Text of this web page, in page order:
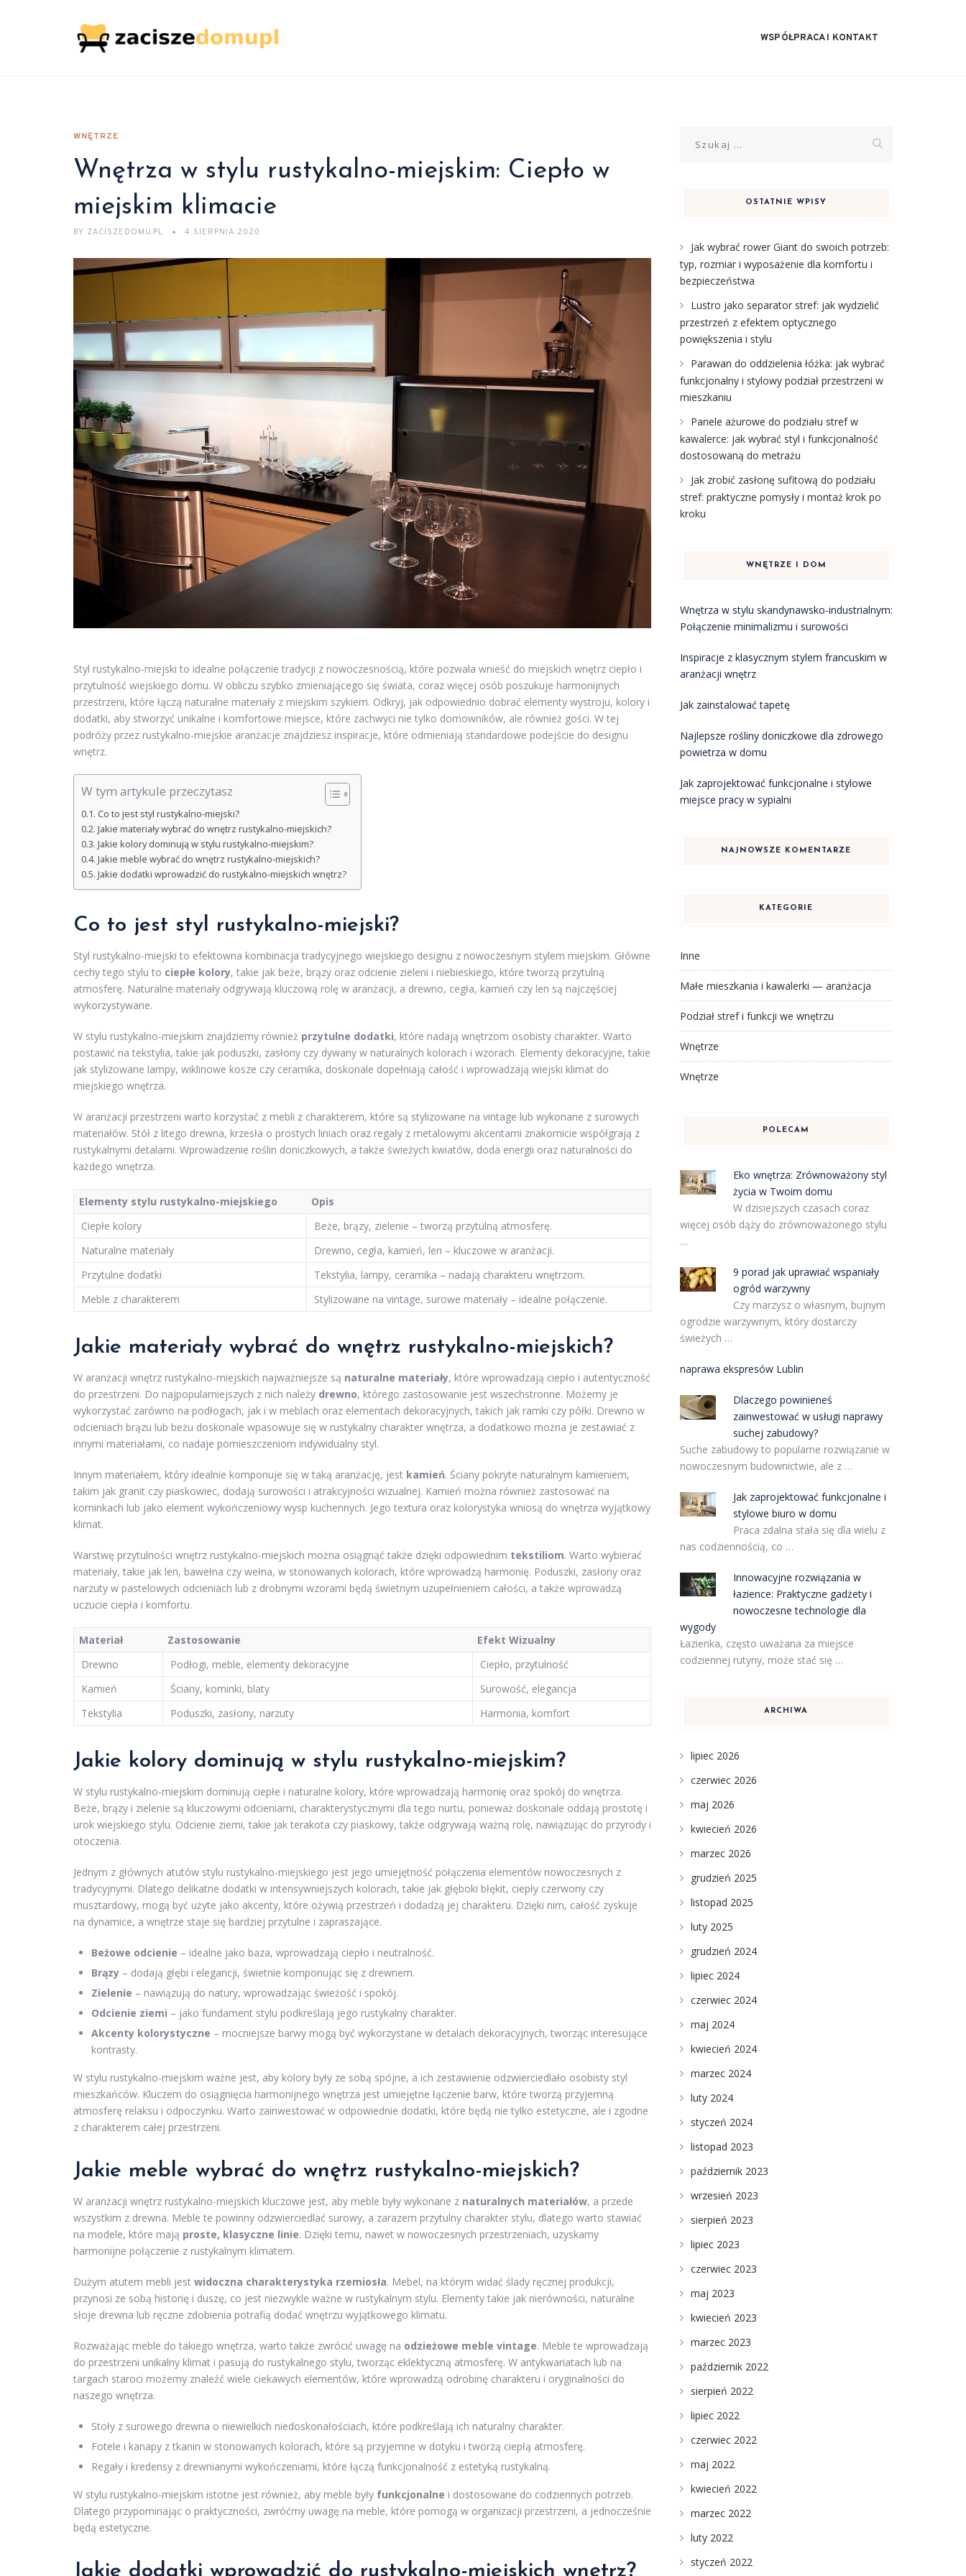
WSPÓŁPRACA I KONTAKT
WNĘTRZE
Wnętrza w stylu rustykalno-miejskim: Ciepło w
miejskim klimacie
BY ZACISZEDOMU.PL 4 SIERPNIA 2020
Styl rustykalno-miejski to idealne połączenie tradycji z nowoczesnością, które pozwala wnieść do miejskich wnętrz ciepło i
przytulność wiejskiego domu. W obliczu szybko zmieniającego się świata, coraz więcej osób poszukuje harmonijnych
przestrzeni, które łączą naturalne materiały z miejskim szykiem. Odkryj, jak odpowiednio dobrać elementy wystroju, kolory i
dodatki, aby stworzyć unikalne i komfortowe miejsce, które zachwyci nie tylko domowników, ale również gości. W tej
podróży przez rustykalno-miejskie aranżacje znajdziesz inspiracje, które odmieniają standardowe podejście do designu
wnętrz.
W tym artykule przeczytasz
Co to jest styl rustykalno-miejski?
Jakie materiały wybrać do wnętrz rustykalno-miejskich?
Jakie kolory dominują w stylu rustykalno-miejskim?
Jakie meble wybrać do wnętrz rustykalno-miejskich?
Jakie dodatki wprowadzić do rustykalno-miejskich wnętrz?
Co to jest styl rustykalno-miejski?
Styl rustykalno-miejski to efektowna kombinacja tradycyjnego wiejskiego designu z nowoczesnym stylem miejskim. Główne
cechy tego stylu to ciepłe kolory, takie jak beże, brązy oraz odcienie zieleni i niebieskiego, które tworzą przytulną
atmosferę. Naturalne materiały odgrywają kluczową rolę w aranżacji, a drewno, cegła, kamień czy len są najczęściej
wykorzystywane.
W stylu rustykalno-miejskim znajdziemy również przytulne dodatki, które nadają wnętrzom osobisty charakter. Warto
postawić na tekstylia, takie jak poduszki, zasłony czy dywany w naturalnych kolorach i wzorach. Elementy dekoracyjne, takie
jak stylizowane lampy, wiklinowe kosze czy ceramika, doskonale dopełniają całość i wprowadzają wiejski klimat do
miejskiego wnętrza.
W aranżacji przestrzeni warto korzystać z mebli z charakterem, które są stylizowane na vintage lub wykonane z surowych
materiałów. Stół z litego drewna, krzesła o prostych liniach oraz regały z metalowymi akcentami znakomicie współgrają z
rustykalnymi detalami. Wprowadzenie roślin doniczkowych, a także świeżych kwiatów, doda energii oraz naturalności do
każdego wnętrza.
Elementy stylu rustykalno-miejskiego
Opis
Ciepłe kolory
Beże, brązy, zielenie – tworzą przytulną atmosferę.
Naturalne materiały
Drewno, cegła, kamień, len – kluczowe w aranżacji.
Przytulne dodatki
Tekstylia, lampy, ceramika – nadają charakteru wnętrzom.
Meble z charakterem
Stylizowane na vintage, surowe materiały – idealne połączenie.
Jakie materiały wybrać do wnętrz rustykalno-miejskich?
W aranżacji wnętrz rustykalno-miejskich najważniejsze są naturalne materiały, które wprowadzają ciepło i autentyczność
do przestrzeni. Do najpopularniejszych z nich należy drewno, którego zastosowanie jest wszechstronne. Możemy je
wykorzystać zarówno na podłogach, jak i w meblach oraz elementach dekoracyjnych, takich jak ramki czy półki. Drewno w
odcieniach brązu lub beżu doskonale wpasowuje się w rustykalny charakter wnętrza, a dodatkowo można je zestawiać z
innymi materiałami, co nadaje pomieszczeniom indywidualny styl.
Innym materiałem, który idealnie komponuje się w taką aranżację, jest kamień. Ściany pokryte naturalnym kamieniem,
takim jak granit czy piaskowiec, dodają surowości i atrakcyjności wizualnej. Kamień można również zastosować na
kominkach lub jako element wykończeniowy wysp kuchennych. Jego textura oraz kolorystyka wniosą do wnętrza wyjątkowy
klimat.
Warstwę przytulności wnętrz rustykalno-miejskich można osiągnąć także dzięki odpowiednim tekstiliom. Warto wybierać
materiały, takie jak len, bawełna czy wełna, w stonowanych kolorach, które wprowadzą harmonię. Poduszki, zasłony oraz
narzuty w pastelowych odcieniach lub z drobnymi wzorami będą świetnym uzupełnieniem całości, a także wprowadzą
uczucie ciepła i komfortu.
Materiał Zastosowanie
Efekt Wizualny
Drewno
Podłogi, meble, elementy dekoracyjne
Ciepło, przytulność
Kamień
Ściany, kominki, blaty
Surowość, elegancja
Tekstylia
Poduszki, zasłony, narzuty Harmonia, komfort
Jakie kolory dominują w stylu rustykalno-miejskim?
W stylu rustykalno-miejskim dominują ciepłe i naturalne kolory, które wprowadzają harmonię oraz spokój do wnętrza.
Beże, brązy i zielenie są kluczowymi odcieniami, charakterystycznymi dla tego nurtu, ponieważ doskonale oddają prostotę i
urok wiejskiego stylu. Odcienie ziemi, takie jak terakota czy piaskowy, także odgrywają ważną rolę, nawiązując do przyrody i
otoczenia.
Jednym z głównych atutów stylu rustykalno-miejskiego jest jego umiejętność połączenia elementów nowoczesnych z
tradycyjnymi. Dlatego delikatne dodatki w intensywniejszych kolorach, takie jak głęboki błękit, ciepły czerwony czy
musztardowy, mogą być użyte jako akcenty, które ożywią przestrzeń i dodadzą jej charakteru. Dzięki nim, całość zyskuje
na dynamice, a wnętrze staje się bardziej przytulne i zapraszające.
Beżowe odcienie – idealne jako baza, wprowadzają ciepło i neutralność.
Brązy – dodają głębi i elegancji, świetnie komponując się z drewnem.
Zielenie – nawiązują do natury, wprowadzając świeżość i spokój.
Odcienie ziemi – jako fundament stylu podkreślają jego rustykalny charakter.
Akcenty kolorystyczne – mocniejsze barwy mogą być wykorzystane w detalach dekoracyjnych, tworząc interesujące
kontrasty.
W stylu rustykalno-miejskim ważne jest, aby kolory były ze sobą spójne, a ich zestawienie odzwierciedlało osobisty styl
mieszkańców. Kluczem do osiągnięcia harmonijnego wnętrza jest umiejętne łączenie barw, które tworzą przyjemną
atmosferę relaksu i odpoczynku. Warto zainwestować w odpowiednie dodatki, które będą nie tylko estetyczne, ale i zgodne
z charakterem całej przestrzeni.
Jakie meble wybrać do wnętrz rustykalno-miejskich?
W aranżacji wnętrz rustykalno-miejskich kluczowe jest, aby meble były wykonane z naturalnych materiałów, a przede
wszystkim z drewna. Meble te powinny odzwierciedlać surowy, a zarazem przytulny charakter stylu, dlatego warto stawiać
na modele, które mają proste, klasyczne linie. Dzięki temu, nawet w nowoczesnych przestrzeniach, uzyskamy
harmonijne połączenie z rustykalnym klimatem.
Dużym atutem mebli jest widoczna charakterystyka rzemiosła. Mebel, na którym widać ślady ręcznej produkcji,
przynosi ze sobą historię i duszę, co jest niezwykle ważne w rustykalnym stylu. Elementy takie jak nierówności, naturalne
słoje drewna lub ręczne zdobienia potrafią dodać wnętrzu wyjątkowego klimatu.
Rozważając meble do takiego wnętrza, warto także zwrócić uwagę na odzieżowe meble vintage. Meble te wprowadzają
do przestrzeni unikalny klimat i pasują do rustykalnego stylu, tworząc eklektyczną atmosferę. W antykwariatach lub na
targach staroci możemy znaleźć wiele ciekawych elementów, które wprowadzą odrobinę charakteru i oryginalności do
naszego wnętrza.
Stoły z surowego drewna o niewielkich niedoskonałościach, które podkreślają ich naturalny charakter.
Fotele i kanapy z tkanin w stonowanych kolorach, które są przyjemne w dotyku i tworzą ciepłą atmosferę.
Regały i kredensy z drewnianymi wykończeniami, które łączą funkcjonalność z estetyką rustykalną.
W stylu rustykalno-miejskim istotne jest również, aby meble były funkcjonalne i dostosowane do codziennych potrzeb.
Dlatego przypominając o praktyczności, zwróćmy uwagę na meble, które pomogą w organizacji przestrzeni, a jednocześnie
będą estetyczne.
Jakie dodatki wprowadzić do rustykalno-miejskich wnętrz?
OSTATNIE WPISY
Jak wybrać rower Giant do swoich potrzeb:
typ, rozmiar i wyposażenie dla komfortu i
bezpieczeństwa
Lustro jako separator stref: jak wydzielić
przestrzeń z efektem optycznego
powiększenia i stylu
Parawan do oddzielenia łóżka: jak wybrać
funkcjonalny i stylowy podział przestrzeni w
mieszkaniu
Panele ażurowe do podziału stref w
kawalerce: jak wybrać styl i funkcjonalność
dostosowaną do metrażu
Jak zrobić zasłonę sufitową do podziału
stref: praktyczne pomysły i montaż krok po
kroku
WNĘTRZE I DOM
Wnętrza w stylu skandynawsko-industrialnym:
Połączenie minimalizmu i surowości
Inspiracje z klasycznym stylem francuskim w
aranżacji wnętrz
Jak zainstalować tapetę
Najlepsze rośliny doniczkowe dla zdrowego
powietrza w domu
Jak zaprojektować funkcjonalne i stylowe
miejsce pracy w sypialni
NAJNOWSZE KOMENTARZE
KATEGORIE
Inne
Małe mieszkania i kawalerki — aranżacja
Podział stref i funkcji we wnętrzu
Wnętrze
Wnętrze
POLECAM
Eko wnętrza: Zrównoważony styl
życia w Twoim domu
W dzisiejszych czasach coraz
więcej osób dąży do zrównoważonego stylu
…
9 porad jak uprawiać wspaniały
ogród warzywny
Czy marzysz o własnym, bujnym
ogrodzie warzywnym, który dostarczy
świeżych …
naprawa ekspresów Lublin
Dlaczego powinieneś
zainwestować w usługi naprawy
suchej zabudowy?
Suche zabudowy to popularne rozwiązanie w
nowoczesnym budownictwie, ale z …
Jak zaprojektować funkcjonalne i
stylowe biuro w domu
Praca zdalna stała się dla wielu z
nas codziennością, co …
Innowacyjne rozwiązania w
łazience: Praktyczne gadżety i
nowoczesne technologie dla
wygody
Łazienka, często uważana za miejsce
codziennej rutyny, może stać się …
ARCHIWA
lipiec 2026
czerwiec 2026
maj 2026
kwiecień 2026
marzec 2026
grudzień 2025
listopad 2025
luty 2025
grudzień 2024
lipiec 2024
czerwiec 2024
maj 2024
kwiecień 2024
marzec 2024
luty 2024
styczeń 2024
listopad 2023
październik 2023
wrzesień 2023
sierpień 2023
lipiec 2023
czerwiec 2023
maj 2023
kwiecień 2023
marzec 2023
październik 2022
sierpień 2022
lipiec 2022
czerwiec 2022
maj 2022
kwiecień 2022
marzec 2022
luty 2022
styczeń 2022